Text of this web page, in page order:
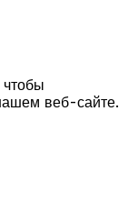
веб-сайте.